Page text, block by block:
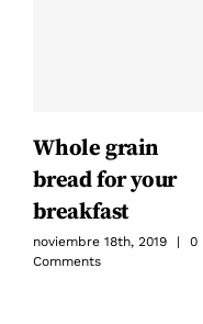
Whole grain
bread for your
breakfast
noviembre 18th, 2019 |
0
Comments